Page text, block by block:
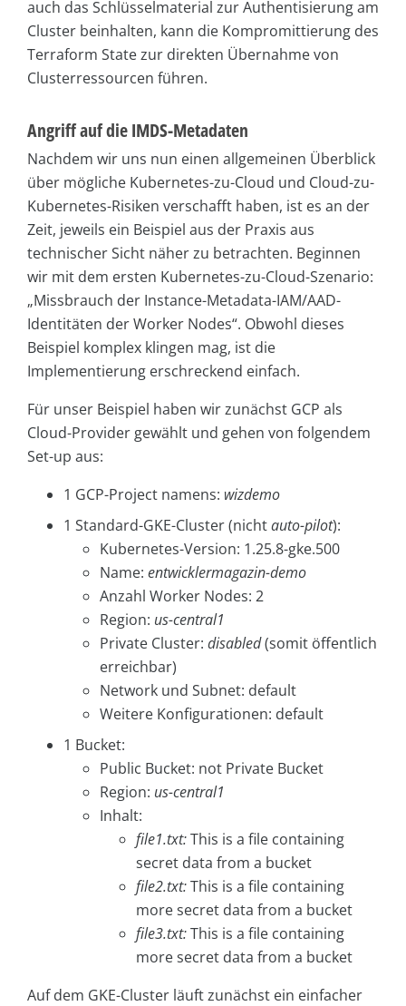
auch das Schlüsselmaterial zur Authentisierung am
Cluster beinhalten, kann die Kompromittierung des
Terraform State zur direkten Übernahme von
Clusterressourcen führen.
Angriff auf die IMDS-Metadaten
Nachdem wir uns nun einen allgemeinen Überblick
über mögliche Kubernetes-zu-Cloud und Cloud-zu-
Kubernetes-Risiken verschafft haben, ist es an der
Zeit, jeweils ein Beispiel aus der Praxis aus
technischer Sicht näher zu betrachten. Beginnen
wir mit dem ersten Kubernetes-zu-Cloud-Szenario:
„Missbrauch der Instance-Metadata-IAM/AAD-
Identitäten der Worker Nodes“. Obwohl dieses
Beispiel komplex klingen mag, ist die
Implementierung erschreckend einfach.
Für unser Beispiel haben wir zunächst GCP als
Cloud-Provider gewählt und gehen von folgendem
Set-up aus:
1 GCP-Project namens: wizdemo
1 Standard-GKE-Cluster (nichtauto-pilot):
Kubernetes-Version: 1.25.8-gke.500
Name: entwicklermagazin-demo
Anzahl Worker Nodes: 2
Region: us-central1
Private Cluster: disabled(somit öffentlich
erreichbar)
Network und Subnet: default
Weitere Konfigurationen: default
1 Bucket:
Public Bucket: not Private Bucket
Region: us-central1
Inhalt:
file1.txt:This is a file containing
secret data from a bucket
file2.txt:This is a file containing
more secret data from a bucket
file3.txt:This is a file containing
more secret data from a bucket
Auf dem GKE-Cluster läuft zunächst ein einfacher